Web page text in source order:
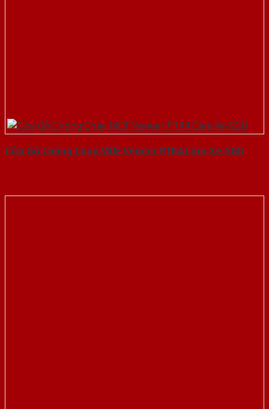
Cửa Gỗ Chống Cháy MDF Veneer P1R4 Căm Xe-SGD